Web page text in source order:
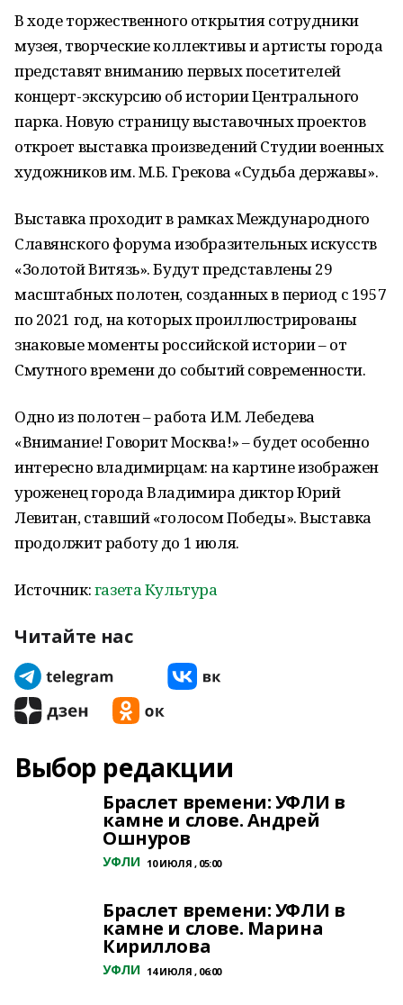
В ходе торжественного открытия сотрудники
музея, творческие коллективы и артисты города
представят вниманию первых посетителей
концерт-экскурсию об истории Центрального
парка. Новую страницу выставочных проектов
откроет выставка произведений Студии военных
художников им. М.Б. Грекова «Судьба державы».
Выставка проходит в рамках Международного
Славянского форума изобразительных искусств
«Золотой Витязь». Будут представлены 29
масштабных полотен, созданных в период с 1957
по 2021 год, на которых проиллюстрированы
знаковые моменты российской истории – от
Смутного времени до событий современности.
Одно из полотен – работа И.М. Лебедева
«Внимание! Говорит Москва!» – будет особенно
интересно владимирцам: на картине изображен
уроженец города Владимира диктор Юрий
Левитан, ставший «голосом Победы». Выставка
продолжит работу до 1 июля.
Источник:газета Культура
Читайте нас
Выбор редакции
Браслет времени: УФЛИ в
камне и слове. Андрей
Ошнуров
УФЛИ 10 ИЮЛЯ , 05:00
Браслет времени: УФЛИ в
камне и слове. Марина
Кириллова
УФЛИ 14 ИЮЛЯ , 06:00